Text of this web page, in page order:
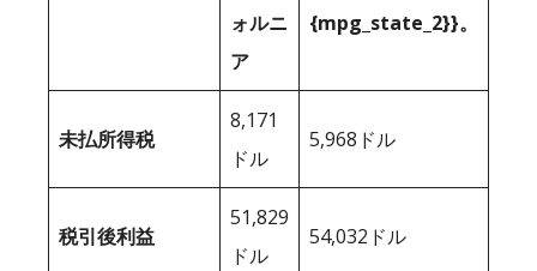
ォルニ
ア
{mpg_state_2}}。
未払所得税
8,171
ドル
5,968ドル
税引後利益
51,829
ドル
54,032ドル